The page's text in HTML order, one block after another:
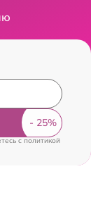
cполитикой